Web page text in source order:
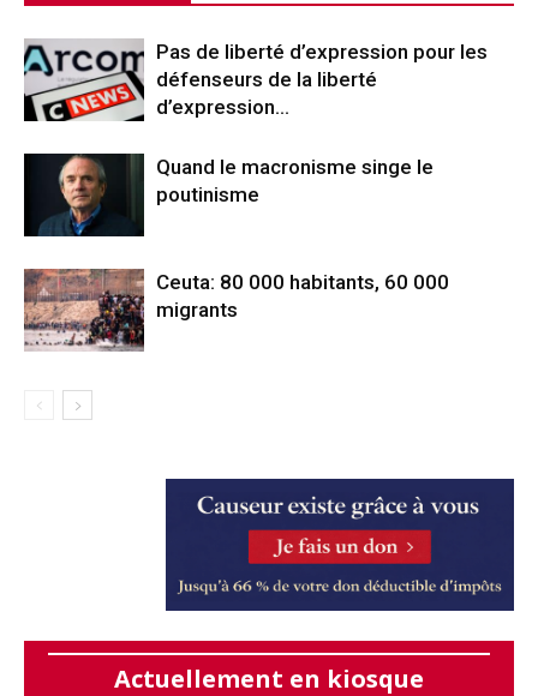
Pas de liberté d’expression pour les
défenseurs de la liberté
d’expression…
Quand le macronisme singe le
poutinisme
Ceuta: 80 000 habitants, 60 000
migrants
Actuellement en kiosque